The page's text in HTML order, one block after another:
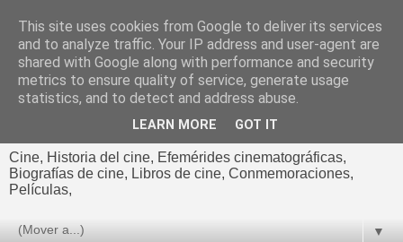
El cultural
cinematográfico de Jorge
Cine, Historia del cine, Efemérides cinematográficas,
Biografías de cine, Libros de cine, Conmemoraciones,
Películas,
▼
This site uses cookies from Google to deliver its services
and to analyze traffic. Your IP address and user-agent are
shared with Google along with performance and security
metrics to ensure quality of service, generate usage
statistics, and to detect and address abuse.
LEARN MORE GOT IT